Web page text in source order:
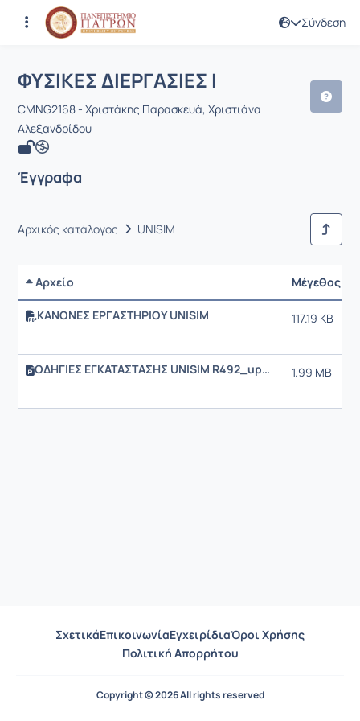
Σύνδεση
Αρχική Σελίδα
Μάθημα : ΦΥΣΙΚΕΣ ΔΙΕΡΓΑΣΙΕΣ Ι
Κωδικός : CMNG2168
ΦΥΣΙΚΕΣ ΔΙΕΡΓΑΣΙΕΣ Ι
CMNG2168 - Χριστάκης Παρασκευά, Χριστιάνα
Αλεξανδρίδου
Έγγραφα
Αρχικός κατάλογος UNISIM
Αρχείο Μέγεθος
ΚΑΝΟΝΕΣ ΕΡΓΑΣΤΗΡΙΟΥ UNISIM 117.19 KB
ΟΔΗΓΙΕΣ ΕΓΚΑΤΑΣΤΑΣΗΣ UNISIM R492_update 1.99 MB
ΣχετικάΕπικοινωνίαΕγχειρίδιαΌροι Χρήσης
Πολιτική Απορρήτου
Copyright © 2026 All rights reserved